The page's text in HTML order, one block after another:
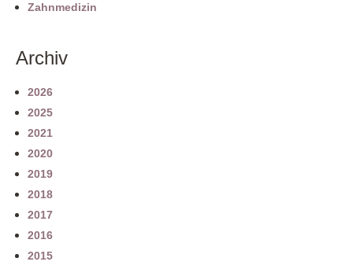
Zahnmedizin
Archiv
2026
2025
2021
2020
2019
2018
2017
2016
2015